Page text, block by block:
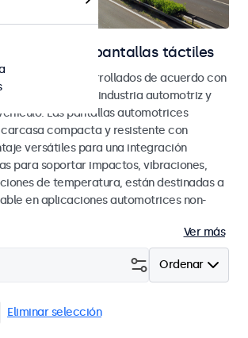
y pantallas táctiles
táctiles desarrollados de acuerdo con
y SAE para la industria automotriz y
Las pantallas automotrices
compacta y resistente con
versátiles para una integración
para soportar impactos, vibraciones,
de temperatura, están destinadas a
en aplicaciones automotrices non-
Ver más
Ordenar
Eliminar selección